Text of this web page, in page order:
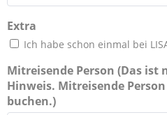
Extra
Ich habe schon einmal bei
Mitreisende Person (Das ist
Hinweis. Mitreisende
buchen.)